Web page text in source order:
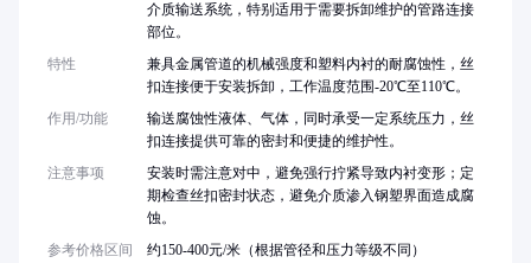
介质输送系统，特别适用于需要拆卸维护的管路连接
部位。
特性
兼具金属管道的机械强度和塑料内衬的耐腐蚀性，丝
扣连接便于安装拆卸，工作温度范围-20℃至110℃。
作用/功能
输送腐蚀性液体、气体，同时承受一定系统压力，丝
扣连接提供可靠的密封和便捷的维护性。
注意事项
安装时需注意对中，避免强行拧紧导致内衬变形；定
期检查丝扣密封状态，避免介质渗入钢塑界面造成腐
蚀。
参考价格区间
约150-400元/米（根据管径和压力等级不同）